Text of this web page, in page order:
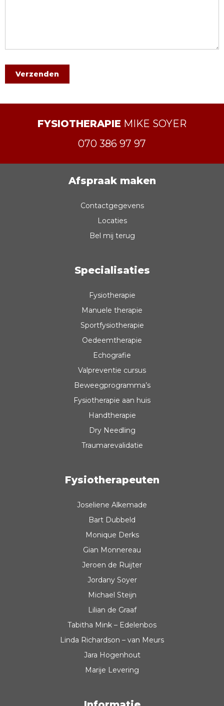
FYSIOTHERAPIE MIKE SOYER
070 386 97 97
Afspraak maken
Contactgegevens
Locaties
Bel mij terug
Specialisaties
Fysiotherapie
Manuele therapie
Sportfysiotherapie
Oedeemtherapie
Echografie
Valpreventie cursus
Beweegprogramma’s
Fysiotherapie aan huis
Handtherapie
Dry Needling
Traumarevalidatie
Fysiotherapeuten
Joseliene Alkemade
Bart Dubbeld
Monique Derks
Gian Monnereau
Jeroen de Ruijter
Jordany Soyer
Michael Steijn
Lilian de Graaf
Tabitha Mink – Edelenbos
Linda Richardson – van Meurs
Jara Hogenhout
Marije Levering